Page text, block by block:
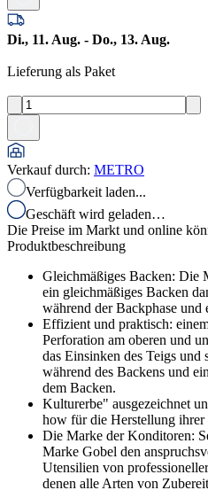
Di., 11. Aug. - Do., 13. Aug.
Lieferung als Paket
Verkauf durch: METRO
Verfügbarkeit laden...
Geschäft wird geladen…
Die Preise im Markt und online
Produktbeschreibung
Gleichmäßiges Backen: Die
ein gleichmäßiges Backen
während der Backphase und
Effizient und praktisch:
Perforation am oberen und
das Einsinken des Teigs
während des Backens und
dem Backen.
Kulturerbe" ausgezeichnet
how für die Herstellung
Die Marke der Konditoren:
Marke Gobel den
Utensilien von
denen alle Arten von